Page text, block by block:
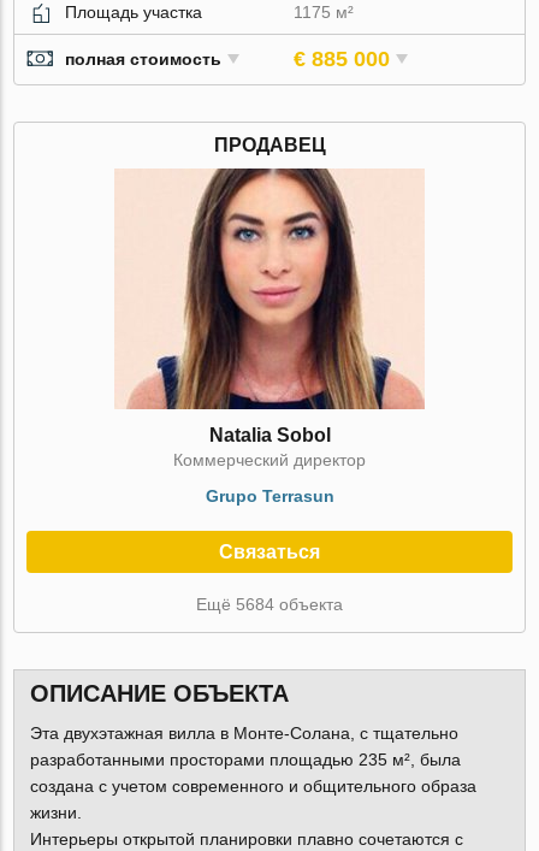
Площадь участка
1175 м²
полная стоимость € 885 000
ПРОДАВЕЦ
Natalia Sobol
Коммерческий директор
Grupo Terrasun
Связаться
Ещё 5684 объекта
ОПИСАНИЕ ОБЪЕКТА
Эта двухэтажная вилла в Монте-Солана, с тщательно
разработанными просторами площадью 235 м², была
создана с учетом современного и общительного образа
жизни.
Интерьеры открытой планировки плавно сочетаются с